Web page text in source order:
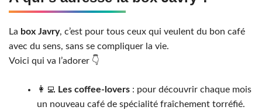
La box Javry, c’est pour tous ceux qui veulent du bon café
avec du sens, sans se compliquer la vie.
Voici qui va l’adorer 👇
👩‍💻 Les coffee-lovers : pour découvrir chaque mois
un nouveau café de spécialité fraîchement torréfié.